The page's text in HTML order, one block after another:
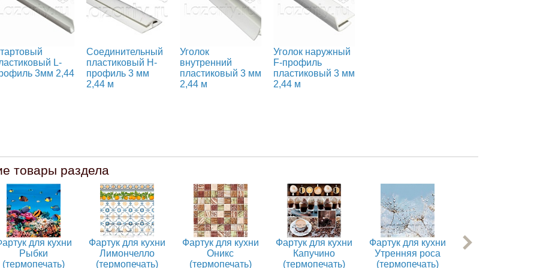
L-
3мм 2,44
Соединительный
пластиковый H-
профиль 3 мм
2,44 м
Уголок
внутренний
пластиковый 3 мм
2,44 м
Уголок наружный
F-профиль
пластиковый 3 мм
2,44 м
товары раздела
для кухни
Рыбки
(термопечать)
Фартук для кухни
Лимончелло
(термопечать)
Фартук для кухни
Оникс
(термопечать)
Фартук для кухни
Капучино
(термопечать)
Фартук для кухни
Утренняя роса
(термопечать)
Фартук для